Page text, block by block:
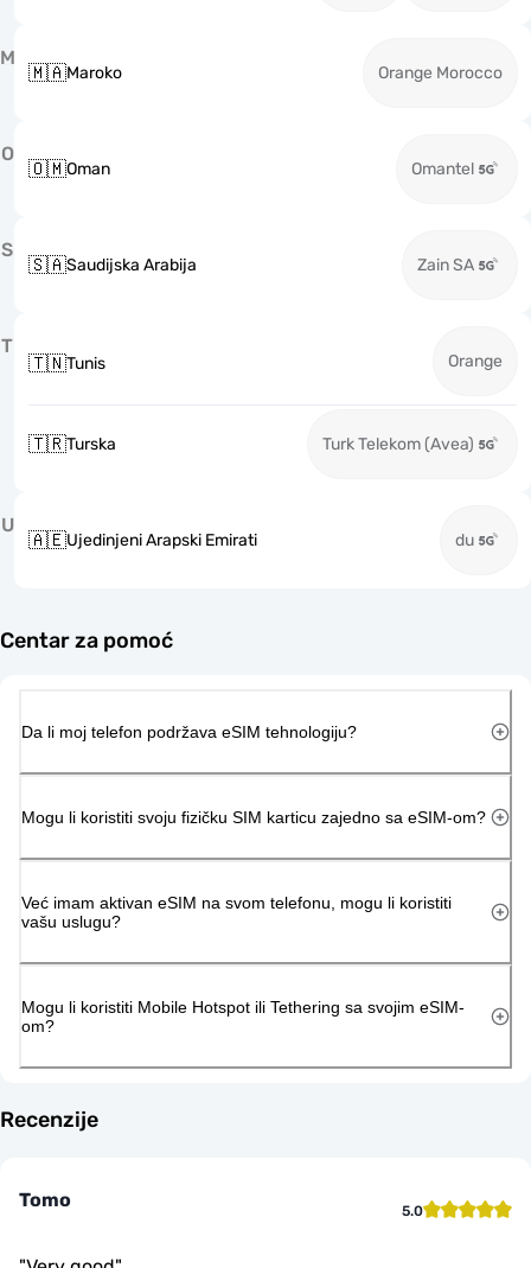
M
🇲🇦Maroko Orange Morocco
O
🇴🇲Oman Omantel
S
🇸🇦Saudijska Arabija Zain SA
T
🇹🇳Tunis Orange
🇹🇷Turska Turk Telekom (Avea)
U
🇦🇪Ujedinjeni Arapski Emirati du
Centar za pomoć
Da li moj telefon podržava eSIM tehnologiju?
Mogu li koristiti svoju fizičku SIM karticu zajedno sa eSIM-om?
Već imam aktivan eSIM na svom telefonu, mogu li koristiti
vašu uslugu?
Mogu li koristiti Mobile Hotspot ili Tethering sa svojim eSIM-
om?
Recenzije
Tomo 5.0